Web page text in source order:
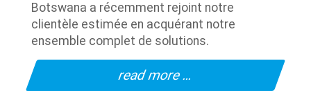
Botswana a récemment rejoint notre
clientèle estimée en acquérant notre
ensemble complet de solutions.
read more …